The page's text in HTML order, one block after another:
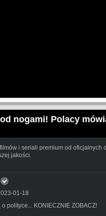
nogami! Polacy
i seriali premium od oficjalnych
jakości.
01-18
polityce... KONIECZNIE ZOBACZ!